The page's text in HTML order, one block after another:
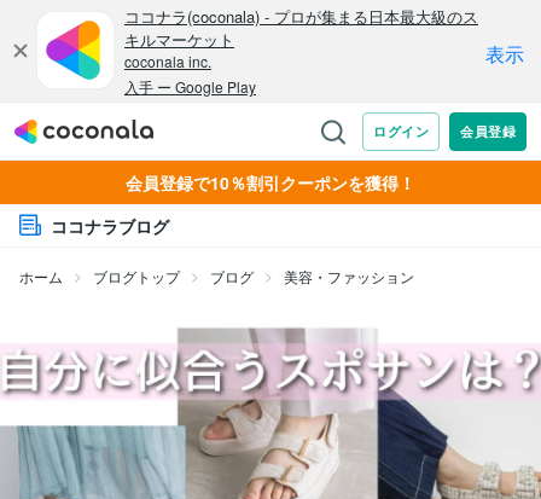
会員登録で10％割引クーポンを獲得！
ココナラブログ
ホーム ブログトップ ブログ 美容・ファッション